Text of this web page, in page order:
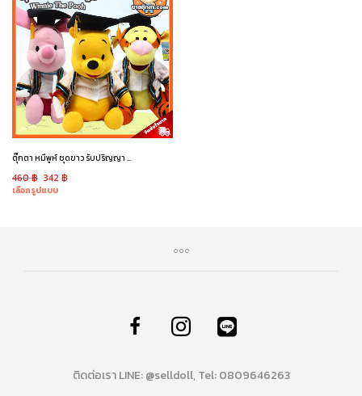
ตุ๊กตา หมีพูห์ ชุดขาว รับปริญญา / Pooh Graduation
460฿ 342฿
เลือกรูปแบบ
ติดต่อเรา LINE: @selldoll, Tel: 0809646263